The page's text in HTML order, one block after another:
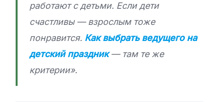
работают с детьми. Если дети
счастливы — взрослым тоже
понравится. Как выбрать ведущего на
детский праздник— там те же
критерии».